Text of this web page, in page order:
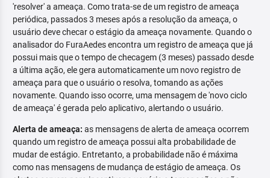
'resolver' a ameaça. Como trata-se de um registro de ameaça
periódica, passados 3 meses após a resolução da ameaça, o
usuário deve checar o estágio da ameaça novamente. Quando o
analisador do FuraAedes encontra um registro de ameaça que já
possui mais que o tempo de checagem (3 meses) passado desde
a última ação, ele gera automaticamente um novo registro de
ameaça para que o usuário o resolva, tomando as ações
novamente. Quando isso ocorre, uma mensagem de 'novo ciclo
de ameaça' é gerada pelo aplicativo, alertando o usuário.
Alerta de ameaça: as mensagens de alerta de ameaça ocorrem
quando um registro de ameaça possui alta probabilidade de
mudar de estágio. Entretanto, a probabilidade não é máxima
como nas mensagens de mudança de estágio de ameaça. Os